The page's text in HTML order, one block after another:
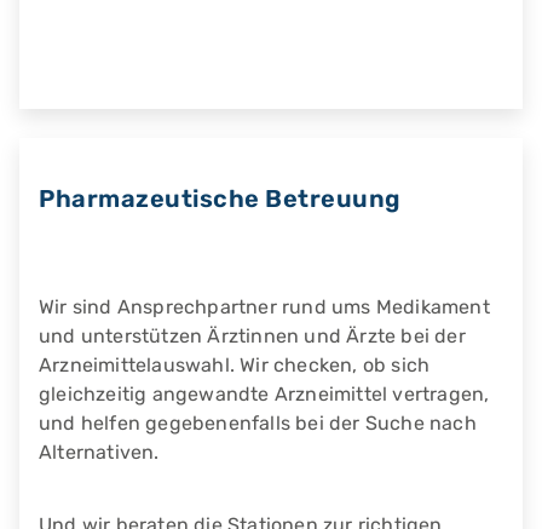
Pharmazeutische Betreuung
Wir sind Ansprechpartner rund ums Medikament
und unterstützen Ärztinnen und Ärzte bei der
Arzneimittelauswahl. Wir checken, ob sich
gleichzeitig angewandte Arzneimittel vertragen,
und helfen gegebenenfalls bei der Suche nach
Alternativen.